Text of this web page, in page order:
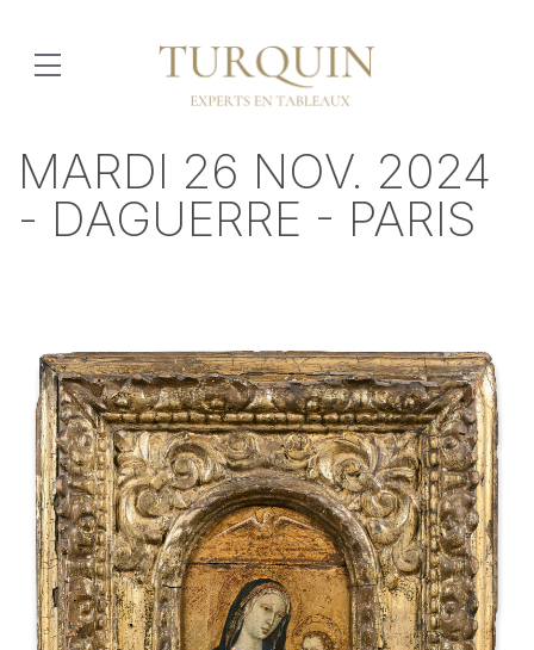
MARDI 26 NOV. 2024
- DAGUERRE - PARIS